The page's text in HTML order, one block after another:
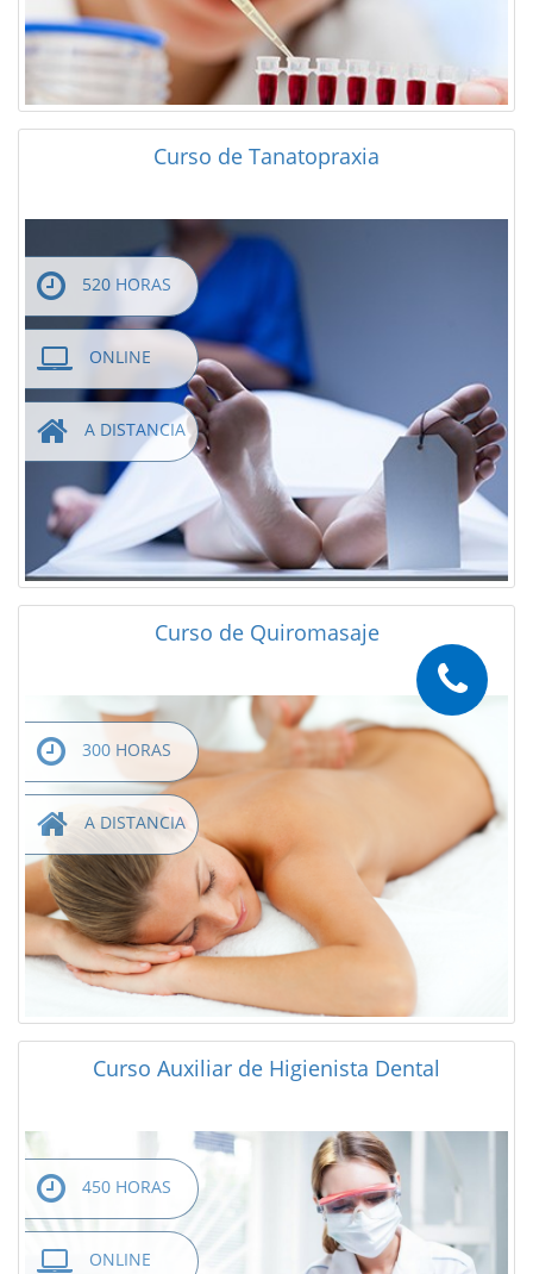
Curso de Tanatopraxia
520 HORAS
ONLINE
A DISTANCIA
Curso de Quiromasaje
300 HORAS
A DISTANCIA
Curso Auxiliar de Higienista Dental
450 HORAS
ONLINE